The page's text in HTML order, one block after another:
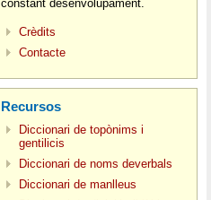
constant desenvolupament.
Crèdits
Contacte
Recursos
Diccionari de topònims i
gentilicis
Diccionari de noms deverbals
Diccionari de manlleus